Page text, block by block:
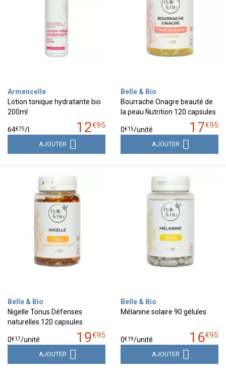
Armencelle
Lotion tonique hydratante bio
200ml
12€95
64€75/
AJOUTER
Belle & Bio
Bourrache Onagre beauté de
la peau Nutrition 120 capsules
17€95
0€15/unité
AJOUTER
Belle & Bio
Nigelle Tonus Défenses
naturelles 120 capsules
19€95
0€17/unité
AJOUTER
Belle & Bio
Mélanine solaire 90 gélules
16€95
0€19/unité
AJOUTER